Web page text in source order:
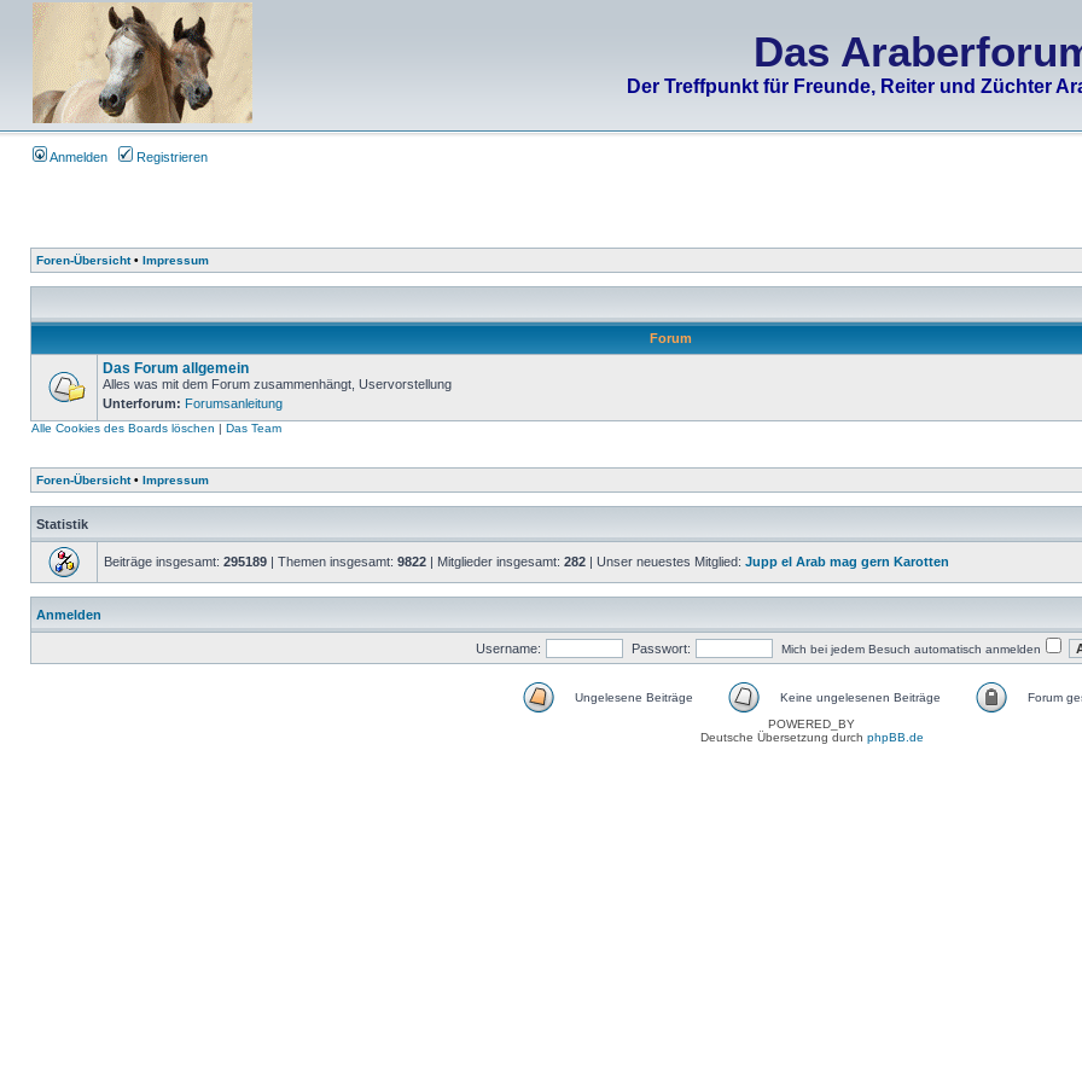
Das
Der Treffpunkt für Freunde, Reiter und Züchter
Anmelden Registrieren
Foren-Übersicht• Impressum
Forum
Das Forum allgemein
Alles was mit dem Forum zusammenhängt, Uservorstellung
Unterforum: Forumsanleitung
Alle Cookies des Boards löschen | Das Team
Foren-Übersicht• Impressum
Statistik
Beiträge insgesamt: 295189 | Themen insgesamt: 9822 | Mitglieder insgesamt: 282 | Unser neuestes Mitglied: Jupp el Arab mag gern Karotten
Anmelden
Username: Passwort: Mich bei jedem Besuch automatisch anmelden
Ungelesene Beiträge Keine ungelesenen Beiträge
Forum
POWERED_BY
Deutsche Übersetzung durch phpBB.de